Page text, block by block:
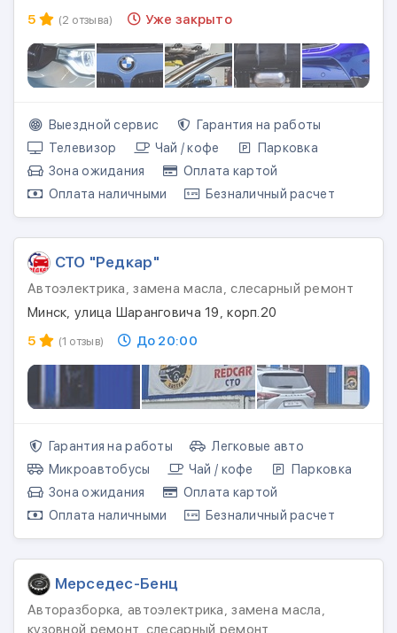
5
(2 отзыва) Уже закрыто
Выездной сервис
Гарантия на работы
Телевизор
Чай / кофе
Парковка
Зона ожидания
Оплата картой
Оплата наличными
Безналичный расчет
СТО "Редкар"
Автоэлектрика, замена масла, слесарный ремонт
Минск, улица Шаранговича 19, корп.20
5
(1 отзыв) До 20:00
Гарантия на работы
Легковые авто
Микроавтобусы
Чай / кофе
Парковка
Зона ожидания
Оплата картой
Оплата наличными
Безналичный расчет
Мерседес-Бенц
Авторазборка, автоэлектрика, замена масла,
кузовной ремонт, слесарный ремонт